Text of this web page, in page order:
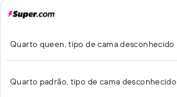
Quarto queen, tipo de cama desconhecido
Quarto padrão, tipo de cama desconhecido